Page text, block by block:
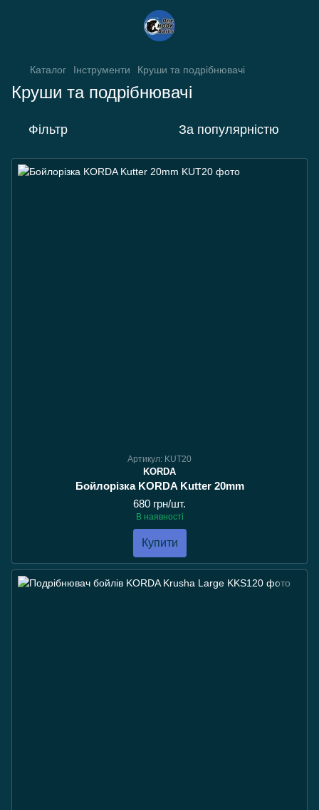
Каталог Інструменти Круши та подрібнювачі
Круши та подрібнювачі
Фільтр За популярністю
Артикул: KUT20
KORDA
Бойлорізка KORDA Kutter 20mm
680 грн/шт.
В наявності
Купити